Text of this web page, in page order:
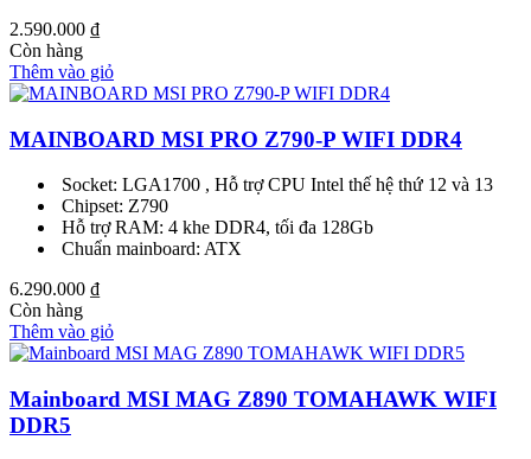
2.590.000 ₫
Còn hàng
Thêm vào giỏ
MAINBOARD MSI PRO Z790-P WIFI DDR4
Socket: LGA1700 , Hỗ trợ CPU Intel thế hệ thứ 12 và 13
Chipset: Z790
Hỗ trợ RAM: 4 khe DDR4, tối đa 128Gb
Chuẩn mainboard: ATX
6.290.000 ₫
Còn hàng
Thêm vào giỏ
Mainboard MSI MAG Z890 TOMAHAWK WIFI
DDR5